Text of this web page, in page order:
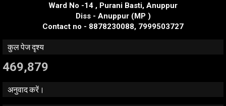
Ward No -14 , Purani Basti, Anuppur
Diss - Anuppur (MP )
Contact no - 8878230088, 7999503727
कुल पेज दृश्य
469,879
अनुवाद करें।